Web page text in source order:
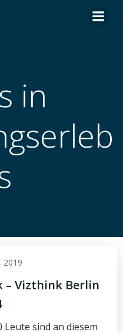
in
2019
– Vizthink Berlin
Leute sind an diesem